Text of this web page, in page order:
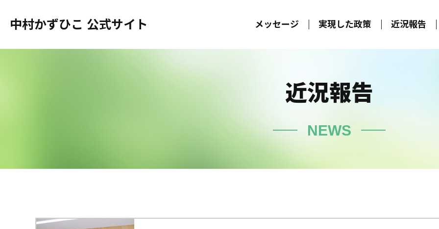
中村かずひこ 公式サイト メッセージ 実現した政策 近況報告
近況報告
NEWS